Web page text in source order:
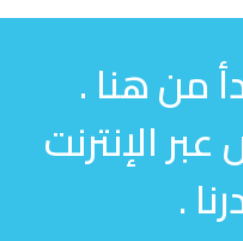
من هنا .
الإنترنت
.